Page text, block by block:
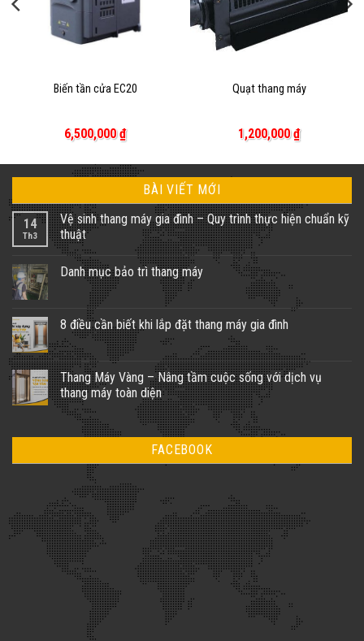
Biến tần cửa EC20
6,500,000₫
Quạt thang máy
1,200,000₫
BÀI VIẾT MỚI
14
Th3
Vệ sinh thang máy gia đình – Quy trình thực hiện chuẩn kỹ
thuật
Không
bình
thang
máy
gia
đình
–
Quy
trình
thực
hiện
chuẩn
Danh mục bảo trì thang máy
luận
ở
Danh
mục
bảo
trì
thang
máy
8 điều cần biết khi lắp đặt thang máy gia đình
Không
có
bình
luận
ở
8
điều
cần
khi
đình
Thang Máy Vàng – Nâng tầm cuộc sống với dịch vụ
thang máy toàn diện
Không
Thang
Nâng
tầm
cuộc
sống
với
dịch
vụ
thang
FACEBOOK